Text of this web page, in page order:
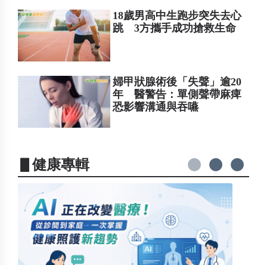
18歲男高中生跑步突失去心
跳 3方攜手成功搶救生命
婦甲狀腺術後「失聲」逾20
年 醫警告：單側聲帶麻痺
恐影響溝通與吞嚥
▋健康專輯